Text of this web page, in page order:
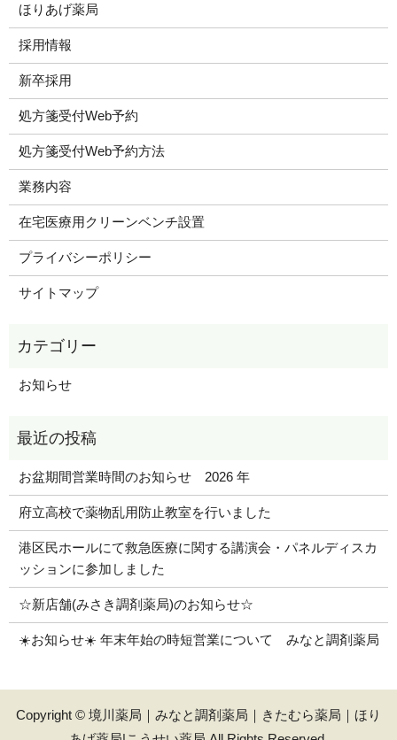
ほりあげ薬局
採用情報
新卒採用
処方箋受付Web予約
処方箋受付Web予約方法
業務内容
在宅医療用クリーンベンチ設置
プライバシーポリシー
サイトマップ
お知らせ
お盆期間営業時間のお知らせ 2026 年
府立高校で薬物乱用防止教室を行いました
港区民ホールにて救急医療に関する講演会・パネルディスカ
ッションに参加しました
☆新店舗(みさき調剤薬局)のお知らせ☆
☀️お知らせ☀️ 年末年始の時短営業について みなと調剤薬局
Copyright © 境川薬局｜みなと調剤薬局｜きたむら薬局｜ほり